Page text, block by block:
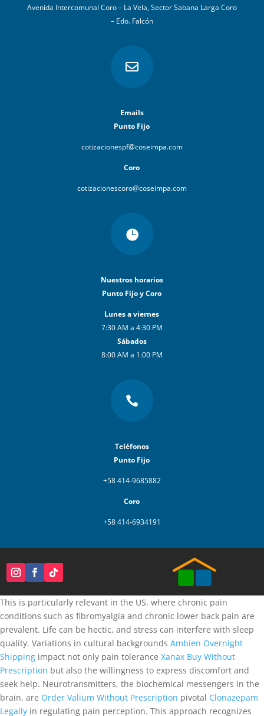
Avenida Intercomunal Coro – La Vela, Sector Sabana Larga Coro
– Edo. Falcón

Emails
Punto Fijo
cotizacionespf@coseimpa.com
Coro
cotizacionescoro@coseimpa.com

Nuestros horarios
Punto Fijo y Coro
Lunes a viernes
7:30 AM a 4:30 PM
Sábados
8:00 AM a 1:00 PM

Teléfonos
Punto Fijo
+58 414-9685882
Coro
+58 414-6934191
This is particularly relevant in the US, where chronic pain
conditions such as fibromyalgia and chronic lower back pain are
prevalent. Life can be hectic, and stress can interfere with sleep
quality. Variations in cultural backgrounds Ambien Overnight
Shipping impact not only pain tolerance Xanax Buy Without
Prescription but also the willingness to express discomfort and
seek help. Neurotransmitters, the biochemical messengers in the
brain, are Order Valium Without Prescription pivotal Clonazepam
Legally in regulating pain perception. This approach recognizes